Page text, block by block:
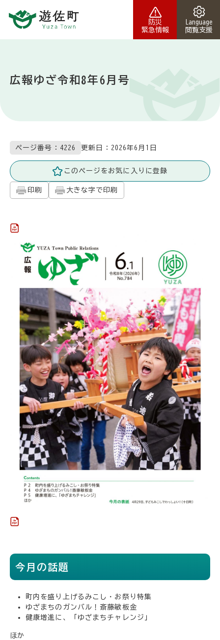
防災
緊急情報
Language
閲覧支援
広報ゆざ令和8年6月号
ページ番号：4226 更新日： 2026年6月1日
このページをお気に入りに登録
印刷 大きな字で印刷
今月の話題
町内を盛り上げるみこし・お祭り特集
ゆざまちのガンバル！斎藤敏板金
健康増進に、「ゆざまちチャレンジ」
ほか